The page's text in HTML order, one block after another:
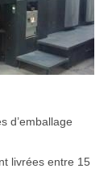
d’emballage
livrées entre 15